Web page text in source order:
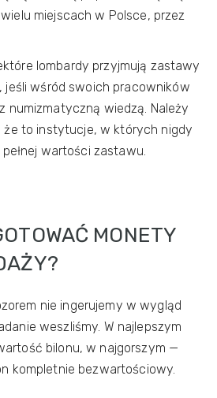
miejscach w Polsce, przez
lombardy przyjmują zastawy
jeśli wśród swoich pracowników
numizmatyczną wiedzą. Należy
że to instytucje, w których nigdy
wartości zastawu.
MONETY
nie ingerujemy w wygląd
weszliśmy. W najlepszym
bilonu, w najgorszym —
kompletnie bezwartościowy.